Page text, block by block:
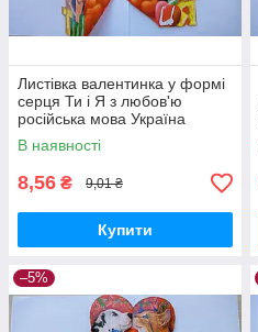
Листівка валентинка у формі
серця Ти і Я з любов'ю
російська мова Україна
В наявності
8,56 ₴ 9,01 ₴
Купити
–5%